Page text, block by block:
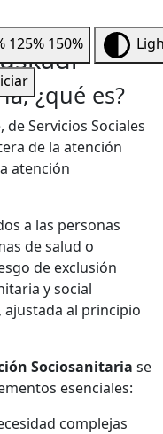
125% 150%
¿qué es?
de Servicios Sociales
de la atención
atención
a las personas
de salud o
de exclusión
y social
al principio
Sociosanitaria se
esenciales:
complejas